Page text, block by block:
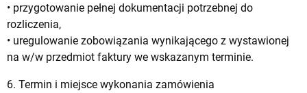
• przygotowanie pełnej dokumentacji potrzebnej do
rozliczenia,
• uregulowanie zobowiązania wynikającego z wystawionej
na w/w przedmiot faktury we wskazanym terminie.
6. Termin i miejsce wykonania zamówienia